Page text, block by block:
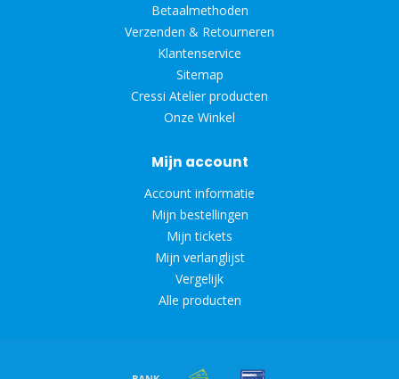
Betaalmethoden
Verzenden & Retourneren
Klantenservice
Sitemap
Cressi Atelier producten
Onze Winkel
Mijn account
Account informatie
Mijn bestellingen
Mijn tickets
Mijn verlanglijst
Vergelijk
Alle producten